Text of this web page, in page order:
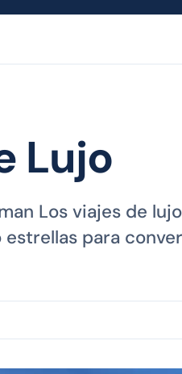
Lujo
Los viajes de
para